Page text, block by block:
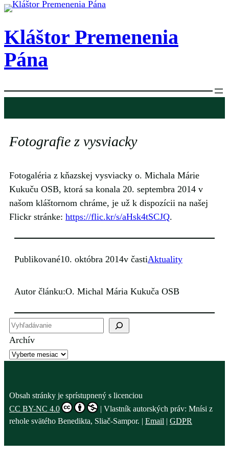
Prejsť
obsah
Kláštor Premenenia
Pána
Fotografie z vysviacky
Fotogaléria z kňazskej vysviacky o. Michala Márie
Kukuču OSB, ktorá sa konala 20. septembra 2014 v
našom kláštornom chráme, je už k dispozícii na našej
Flickr stránke: https://flic.kr/s/aHsk4tSCJQ.
Publikované10. októbra 2014v častiAktuality
Autor článku:O. Michal Mária Kukuča OSB
H
ľ
a
ť
Archív
Obsah stránky je sprístupnený s licenciou
CC BY-NC 4.0
| Vlastník autorských práv: Mnísi z
rehole svätého Benedikta, Sliač-Sampor. | Email | GDPR